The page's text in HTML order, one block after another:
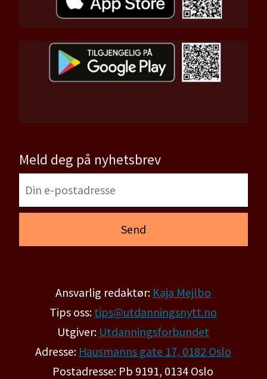
Meld deg på nyhetsbrev
Ansvarlig redaktør: Kaja Mejlbo
Tips oss: tips@utdanningsnytt.no
Utgiver: Utdanningsforbundet
Adresse: Hausmanns gate 17, 0182 Oslo
Postadresse: Pb 9191, 0134 Oslo